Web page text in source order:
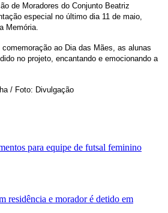
de Moradores do Conjunto Beatriz
especial no último dia 11 de maio,
Memória.
ao Dia das Mães, as alunas
no projeto, encantando e emocionando a
/ Foto: Divulgação
para equipe de futsal feminino
residência e morador é detido em